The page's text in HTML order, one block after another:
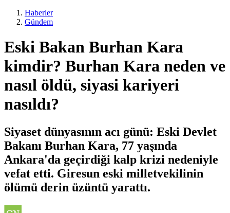
Haberler
Gündem
Eski Bakan Burhan Kara
kimdir? Burhan Kara neden ve
nasıl öldü, siyasi kariyeri
nasıldı?
Siyaset dünyasının acı günü: Eski Devlet
Bakanı Burhan Kara, 77 yaşında
Ankara'da geçirdiği kalp krizi nedeniyle
vefat etti. Giresun eski milletvekilinin
ölümü derin üzüntü yarattı.